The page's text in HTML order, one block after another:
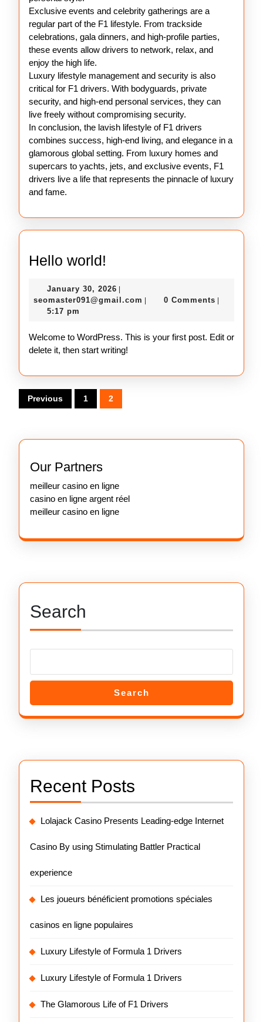
Exclusive events and celebrity gatherings are a
regular part of the F1 lifestyle. From trackside
celebrations, gala dinners, and high-profile parties,
these events allow drivers to network, relax, and
enjoy the high life.
Luxury lifestyle management and security is also
critical for F1 drivers. With bodyguards, private
security, and high-end personal services, they can
live freely without compromising security.
In conclusion, the lavish lifestyle of F1 drivers
combines success, high-end living, and elegance in a
glamorous global setting. From luxury homes and
supercars to yachts, jets, and exclusive events, F1
drivers live a life that represents the pinnacle of luxury
and fame.
Hello world!
January 30, 2026 January
30,
seomaster091@gmail.com seomaster091@gmail.com
0 Comments
5:17 pm
Welcome to WordPress. This is your first post. Edit or
delete it, then start writing!
Posts
pagination
Previous 1 2
Our Partners
meilleur casino en ligne
casino en ligne argent réel
meilleur casino en ligne
Search
Search
Recent Posts
Lolajack Casino Presents Leading-edge Internet
Casino By using Stimulating Battler Practical
experience
Les joueurs bénéficient promotions spéciales
casinos en ligne populaires
Luxury Lifestyle of Formula 1 Drivers
Luxury Lifestyle of Formula 1 Drivers
The Glamorous Life of F1 Drivers